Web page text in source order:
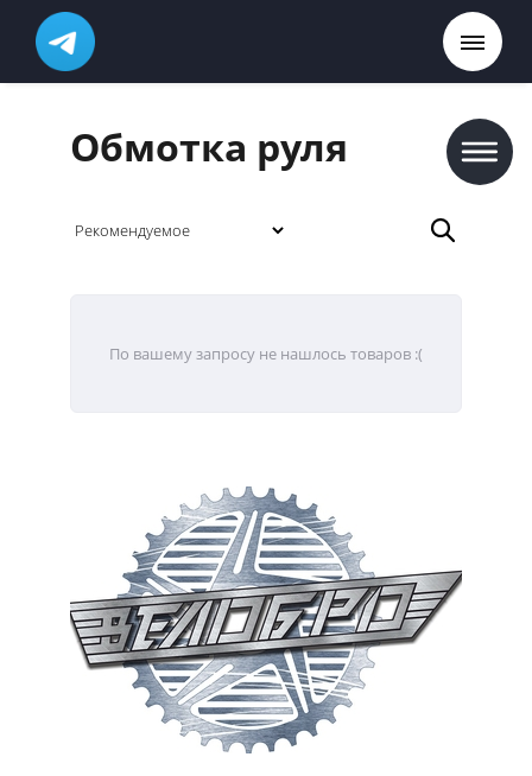
Обмотка руля
По вашему запросу не нашлось товаров :(